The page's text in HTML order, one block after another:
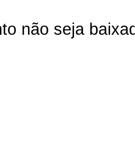
não seja